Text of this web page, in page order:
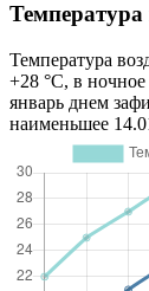
Температура
Температура
+28 °C, в
январь днем
наименьшее